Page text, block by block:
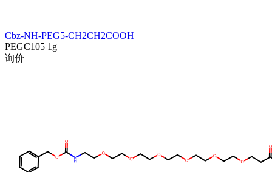
Cbz-NH-PEG5-CH2CH2COOH
PEGC105 1g
询价